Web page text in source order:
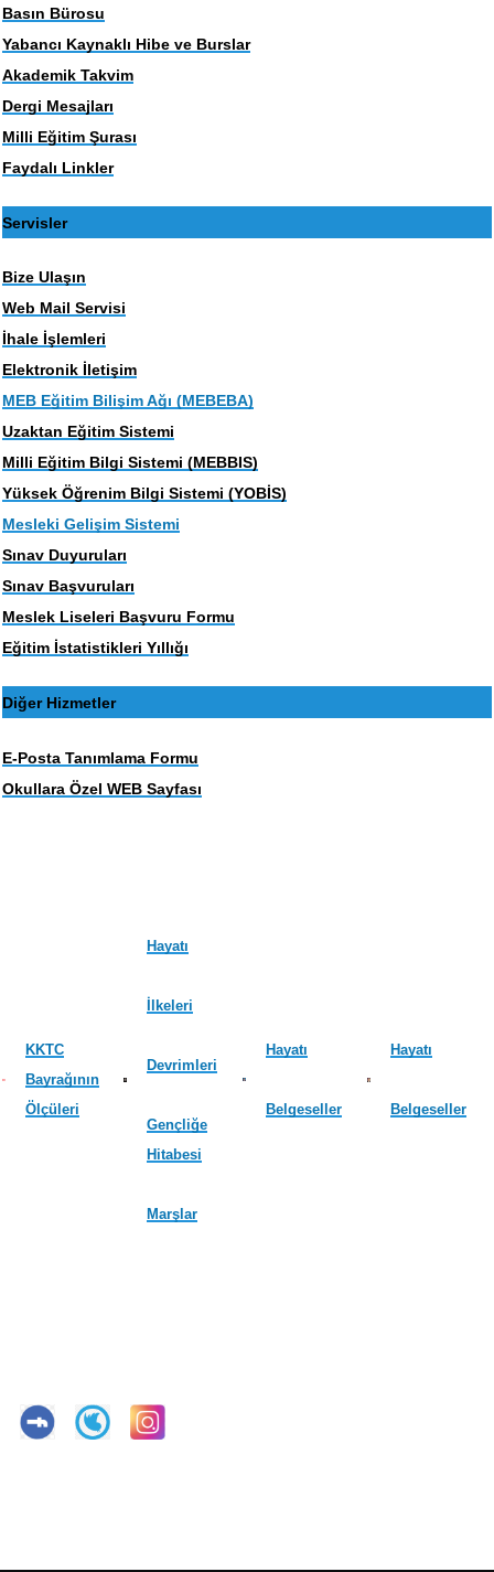
Basın Bürosu
Yabancı Kaynaklı Hibe ve Burslar
Akademik Takvim
Dergi Mesajları
Milli Eğitim Şurası
Faydalı Linkler
Servisler
Bize Ulaşın
Web Mail Servisi
İhale İşlemleri
Elektronik İletişim
MEB Eğitim Bilişim Ağı (MEBEBA)
Uzaktan Eğitim Sistemi
Milli Eğitim Bilgi Sistemi (MEBBIS)
Yüksek Öğrenim Bilgi Sistemi (YOBİS)
Mesleki Gelişim Sistemi
Sınav Duyuruları
Sınav Başvuruları
Meslek Liseleri Başvuru Formu
Eğitim İstatistikleri Yıllığı
Diğer Hizmetler
E-Posta Tanımlama Formu
Okullara Özel WEB Sayfası
KKTC
Bayrağının
Ölçüleri
Hayatı
İlkeleri
Devrimleri
Gençliğe
Hitabesi
Marşlar
Hayatı
Belgeseller
Hayatı
Belgeseller